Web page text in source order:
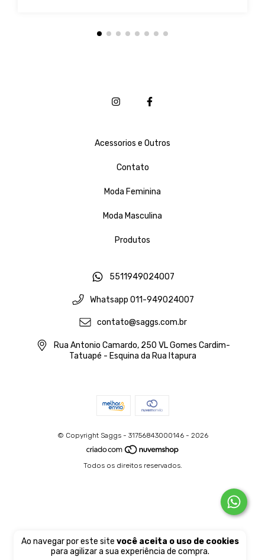
Ao navegar por este site você aceita o uso de cookies
para agilizar a sua experiência de compra.
Acessorios e Outros
Contato
Moda Feminina
Moda Masculina
Produtos
5511949024007
Whatsapp 011-949024007
contato@saggs.com.br
Rua Antonio Camardo, 250 VL Gomes Cardim-
Tatuapé - Esquina da Rua Itapura
© Copyright Saggs - 31756843000146 - 2026
Todos os direitos reservados.